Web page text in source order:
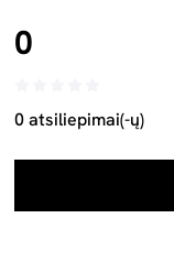
0
0 atsiliepimai(-ų)